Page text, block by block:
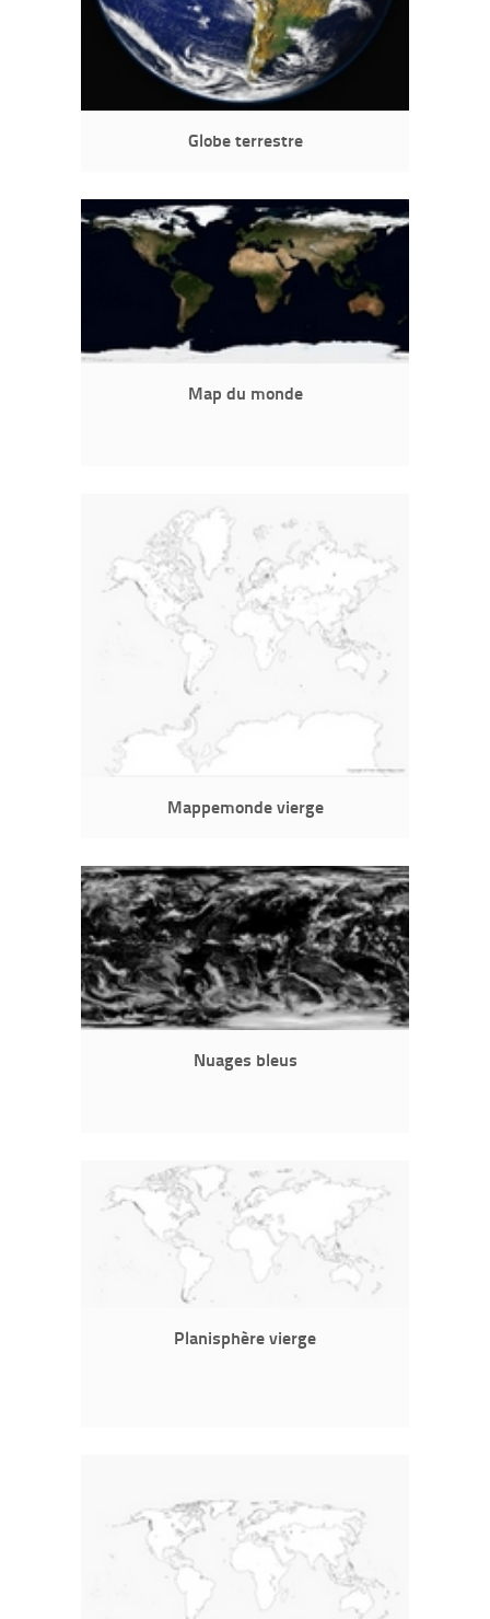
Globe terrestre
Map du monde
Mappemonde vierge
Nuages bleus
Planisphère vierge